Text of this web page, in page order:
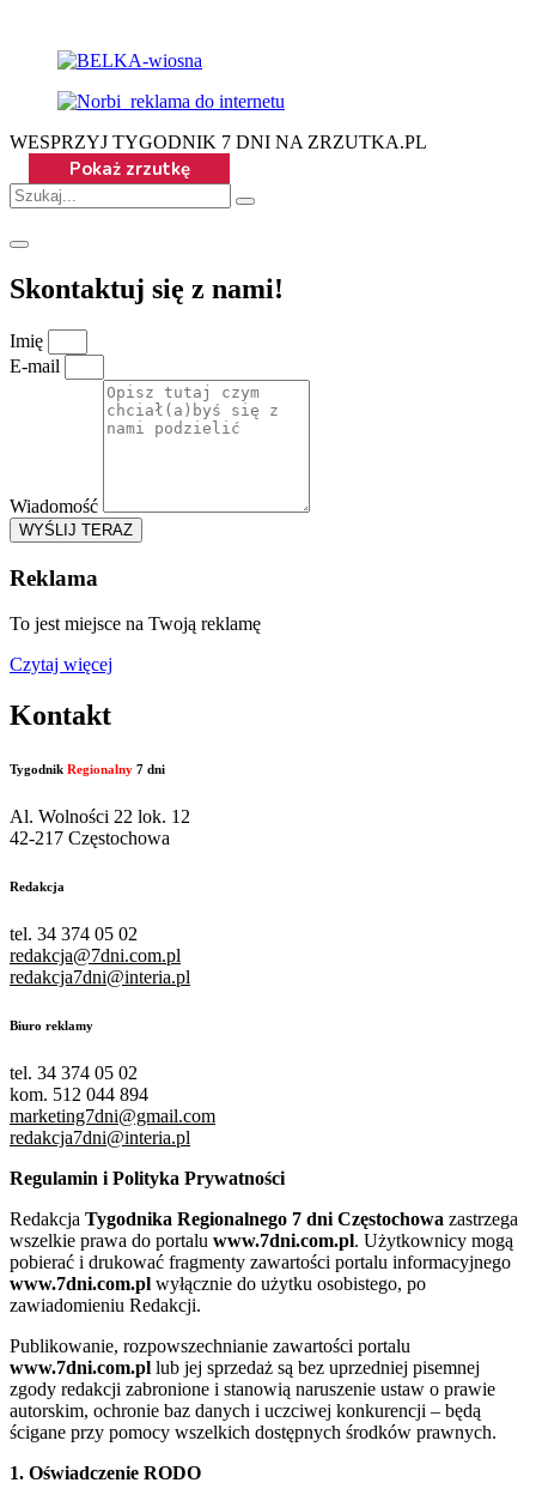
WESPRZYJ TYGODNIK 7 DNI NA ZRZUTKA.PL
Skontaktuj się z nami!
Imię
E-mail
Wiadomość
WYŚLIJ TERAZ
Reklama
To jest miejsce na Twoją reklamę
Czytaj więcej
Kontakt
Tygodnik Regionalny 7 dni
Al. Wolności 22 lok. 12
42-217 Częstochowa
Redakcja
tel. 34 374 05 02
redakcja@7dni.com.pl
redakcja7dni@interia.pl
Biuro reklamy
tel. 34 374 05 02
kom. 512 044 894
marketing7dni@gmail.com
redakcja7dni@interia.pl
Regulamin i Polityka Prywatności
Redakcja Tygodnika Regionalnego 7 dni Częstochowa zastrzega
wszelkie prawa do portalu www.7dni.com.pl. Użytkownicy mogą
pobierać i drukować fragmenty zawartości portalu informacyjnego
www.7dni.com.pl wyłącznie do użytku osobistego, po
zawiadomieniu Redakcji.
Publikowanie, rozpowszechnianie zawartości portalu
www.7dni.com.pl lub jej sprzedaż są bez uprzedniej pisemnej
zgody redakcji zabronione i stanowią naruszenie ustaw o prawie
autorskim, ochronie baz danych i uczciwej konkurencji – będą
ścigane przy pomocy wszelkich dostępnych środków prawnych.
1. Oświadczenie RODO